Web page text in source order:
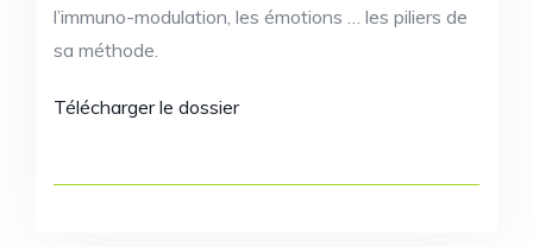
l’immuno-modulation, les émotions … les piliers de
sa méthode.
Télécharger le dossier